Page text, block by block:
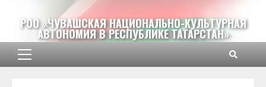
содержимому
РОО «ЧУВАШСКАЯ НАЦИОНАЛЬНО-КУЛЬТУРНАЯ
АВТОНОМИЯ В РЕСПУБЛИКЕ ТАТАРСТАН»
Основное